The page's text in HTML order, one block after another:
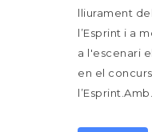
lliurament
l’Esprint i a
a l'escenari
en el
l’Esprint.Amb...